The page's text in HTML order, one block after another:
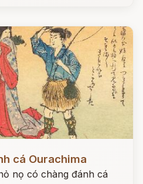
cá Ourachima
nọ có chàng đánh cá